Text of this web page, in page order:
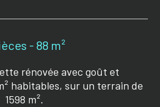
- 88 m²
rénovée avec goût et
habitables, sur un terrain de
1598 m².